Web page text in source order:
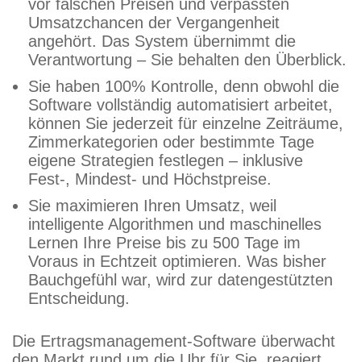
vor falschen Preisen und verpassten
Umsatzchancen der Vergangenheit
angehört. Das System übernimmt die
Verantwortung – Sie behalten den Überblick.
Sie haben 100% Kontrolle, denn obwohl die
Software vollständig automatisiert arbeitet,
können Sie jederzeit für einzelne Zeiträume,
Zimmerkategorien oder bestimmte Tage
eigene Strategien festlegen – inklusive
Fest-, Mindest- und Höchstpreise.
Sie maximieren Ihren Umsatz, weil
intelligente Algorithmen und maschinelles
Lernen Ihre Preise bis zu 500 Tage im
Voraus in Echtzeit optimieren. Was bisher
Bauchgefühl war, wird zur datengestützten
Entscheidung.
Die Ertragsmanagement-Software überwacht